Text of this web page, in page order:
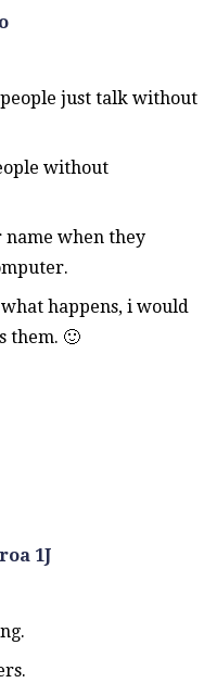
just talk without
without
name when they
happens, i would
them. 🙂
1J